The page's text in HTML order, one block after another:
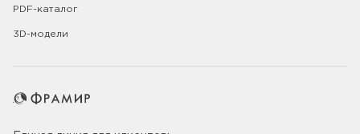
PDF-каталог
3D-модели